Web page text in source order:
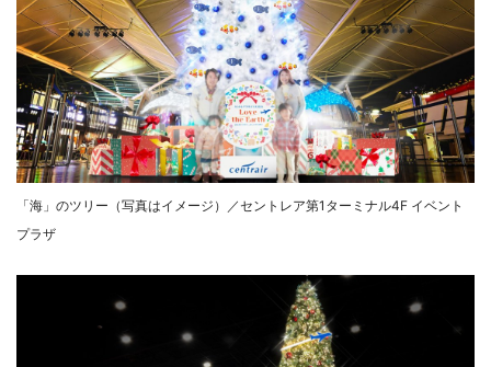
「海」のツリー（写真はイメージ）／セントレア第1ターミナル4F イベント
プラザ